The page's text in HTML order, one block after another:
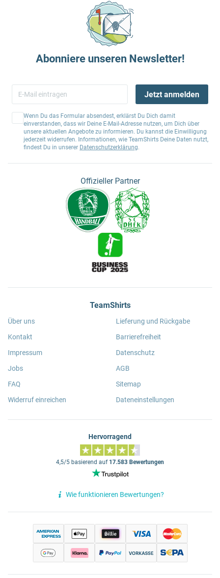
Abonniere unseren Newsletter!
Jetzt anmelden
Wenn Du das Formular absendest, erklärst Du Dich damit
einverstanden, dass wir Deine E-Mail-Adresse nutzen, um Dich über
unsere aktuellen Angebote zu informieren. Du kannst die Einwilligung
jederzeit widerrufen. Informationen, wie TeamShirts Deine Daten nutzt,
findest Du in unserer Datenschutzerklärung.
Offizieller Partner
TeamShirts
Über uns
Kontakt
Impressum
Jobs
FAQ
Widerruf einreichen
Lieferung und Rückgabe
Barrierefreiheit
Datenschutz
AGB
Sitemap
Dateneinstellungen
Hervorragend
4,5/5 basierend auf 17.583 Bewertungen
Wie funktionieren Bewertungen?